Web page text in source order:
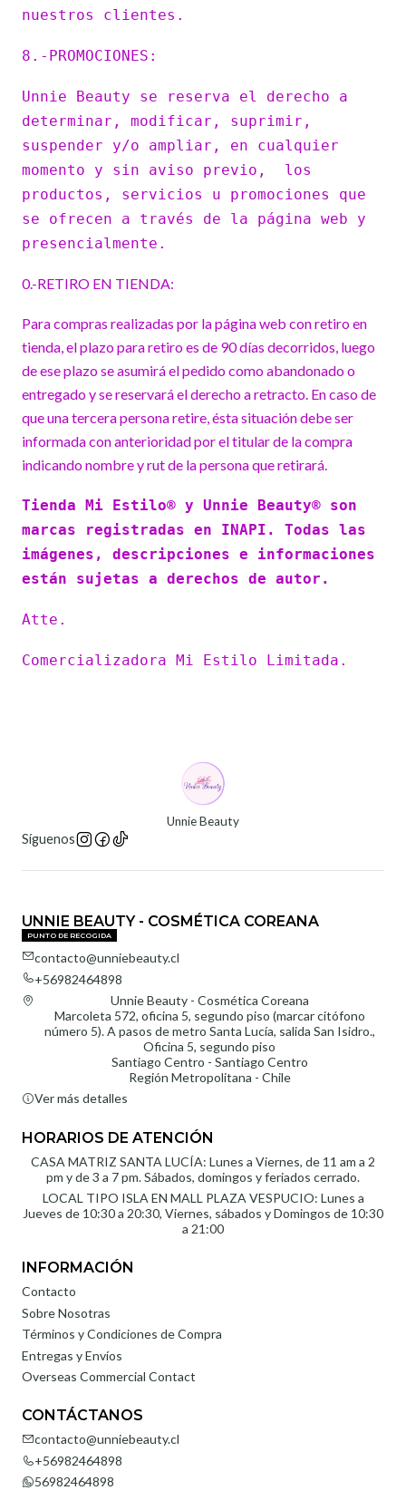
nuestros clientes.
8.-PROMOCIONES:
Unnie Beauty se reserva el derecho a
determinar, modificar, suprimir,
suspender y/o ampliar, en cualquier
momento y sin aviso previo, los
productos, servicios u promociones que
se ofrecen a través de la página web y
presencialmente.
0.-RETIRO EN TIENDA:
Para compras realizadas por la página web con retiro en
tienda, el plazo para retiro es de 90 días decorridos, luego
de ese plazo se asumirá el pedido como abandonado o
entregado y se reservará el derecho a retracto. En caso de
que una tercera persona retire, ésta situación debe ser
informada con anterioridad por el titular de la compra
indicando nombre y rut de la persona que retirará.
Tienda Mi Estilo® y Unnie Beauty® son
marcas registradas en INAPI. Todas las
imágenes, descripciones e informaciones
están sujetas a derechos de autor.
Atte.
Comercializadora Mi Estilo Limitada.
Unnie Beauty
Síguenos
UNNIE BEAUTY - COSMÉTICA COREANA
PUNTO DE RECOGIDA
contacto@unniebeauty.cl
+56982464898
Unnie Beauty - Cosmética Coreana
Marcoleta 572, oficina 5, segundo piso (marcar citófono
número 5). A pasos de metro Santa Lucía, salida San Isidro.,
Oficina 5, segundo piso
Santiago Centro - Santiago Centro
Región Metropolitana - Chile
Ver más detalles
HORARIOS DE ATENCIÓN
CASA MATRIZ SANTA LUCÍA: Lunes a Viernes, de 11 am a 2
pm y de 3 a 7 pm. Sábados, domingos y feriados cerrado.
LOCAL TIPO ISLA EN MALL PLAZA VESPUCIO: Lunes a
Jueves de 10:30 a 20:30, Viernes, sábados y Domingos de 10:30
a 21:00
INFORMACIÓN
Contacto
Sobre Nosotras
Términos y Condiciones de Compra
Entregas y Envíos
Overseas Commercial Contact
CONTÁCTANOS
contacto@unniebeauty.cl
+56982464898
56982464898